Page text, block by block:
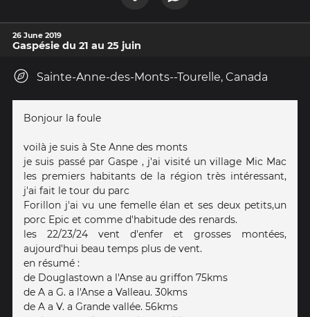
26 June 2019
Gaspésie du 21 au 25 juin
Sainte-Anne-des-Monts--Tourelle, Canada
Bonjour la foule
voilà je suis à Ste Anne des monts
je suis passé par Gaspe , j'ai visité un village Mic Mac
les premiers habitants de la région très intéressant,
j'ai fait le tour du parc
Forillon j'ai vu une femelle élan et ses deux petits,un
porc Epic et comme d'habitude des renards.
les 22/23/24 vent d'enfer et grosses montées,
aujourd'hui beau temps plus de vent.
en résumé :
de Douglastown a l'Anse au griffon 75kms
de A a G. a l'Anse a Valleau. 30kms
de A a V. a Grande vallée. 56kms